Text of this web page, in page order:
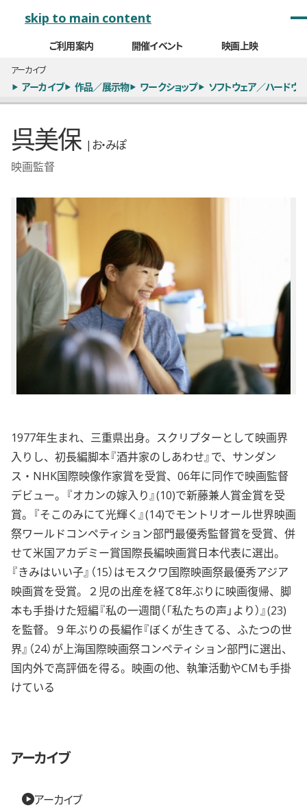
skip to main content
ご利用案内 開催イベント 映画上映
アーカイブ
アーカイブ 作品／展示物 ワークショップ ソフトウェア／ハードウ
呉美保 | お・みぽ
映画監督
1977年生まれ、三重県出身。スクリプターとして映画界
入りし、初長編脚本『酒井家のしあわせ』で、サンダン
ス・NHK国際映像作家賞を受賞、06年に同作で映画監督
デビュー。『オカンの嫁入り』(10)で新藤兼人賞金賞を受
賞。『そこのみにて光輝く』(14)でモントリオール世界映画
祭ワールドコンペティション部門最優秀監督賞を受賞、併
せて米国アカデミー賞国際⻑編映画賞日本代表に選出。
『きみはいい子』（15）はモスクワ国際映画祭最優秀アジア
映画賞を受賞。２児の出産を経て8年ぶりに映画復帰、脚
本も手掛けた短編『私の一週間（「私たちの声」より）』(23)
を監督。９年ぶりの長編作『ぼくが生きてる、ふたつの世
界』（24）が上海国際映画祭コンペティション部門に選出、
国内外で高評価を得る。映画の他、執筆活動やCMも手掛
けている
アーカイブ
アーカイブ